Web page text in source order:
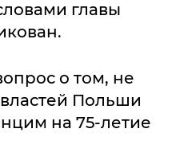
главы
о том, не
Польши
на 75-летие